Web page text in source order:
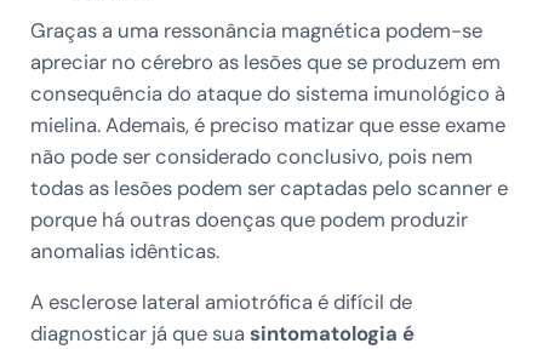
Graças a uma ressonância magnética podem-se
apreciar no cérebro as lesões que se produzem em
consequência do ataque do sistema imunológico à
mielina. Ademais, é preciso matizar que esse exame
não pode ser considerado conclusivo, pois nem
todas as lesões podem ser captadas pelo scanner e
porque há outras doenças que podem produzir
anomalias idênticas.
A esclerose lateral amiotrófica é difícil de
diagnosticar já que sua sintomatologia é